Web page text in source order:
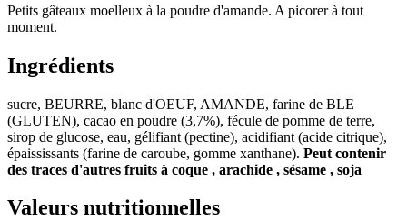
Petits gâteaux moelleux à la poudre d'amande. A picorer à tout
moment.
Ingrédients
sucre, BEURRE, blanc d'OEUF, AMANDE, farine de BLE
(GLUTEN), cacao en poudre (3,7%), fécule de pomme de terre,
sirop de glucose, eau, gélifiant (pectine), acidifiant (acide citrique),
épaississants (farine de caroube, gomme xanthane). Peut contenir
des traces d'autres fruits à coque , arachide , sésame , soja
Valeurs nutritionnelles